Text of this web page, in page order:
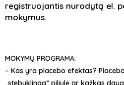
registruojantis nurodytą el.
mokymus.
MOKYMŲ PROGRAMA:
– Kas yra placebo efektas?
„stebuklinga” piliulė ar kažkas